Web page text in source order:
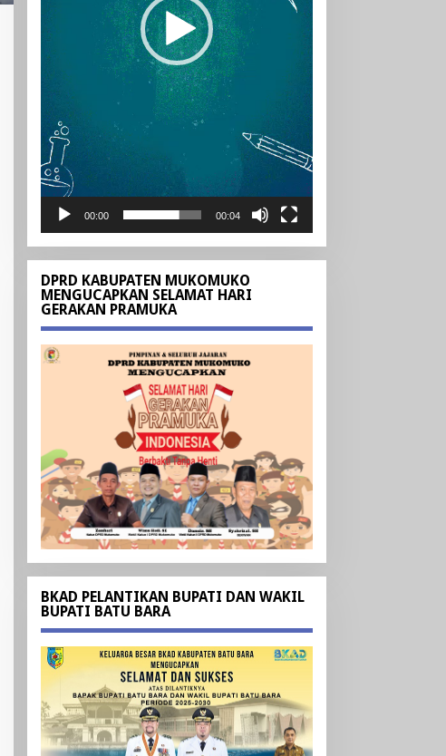
00:00 00:04
DPRD KABUPATEN MUKOMUKO
MENGUCAPKAN SELAMAT HARI
GERAKAN PRAMUKA
BKAD PELANTIKAN BUPATI DAN WAKIL
BUPATI BATU BARA